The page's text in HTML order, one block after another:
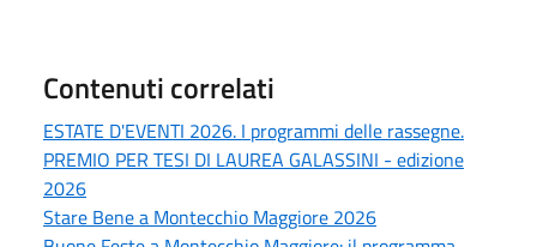
Contenuti correlati
ESTATE D'EVENTI 2026. I programmi delle rassegne.
PREMIO PER TESI DI LAUREA GALASSINI - edizione
2026
Stare Bene a Montecchio Maggiore 2026